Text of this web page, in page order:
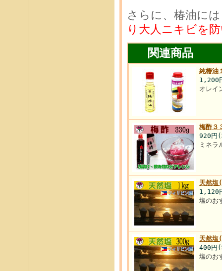
さらに、椿油には
り大人ニキビを
関連商品
純椿油
1,200
オレイ
梅酢
920円
ミネラ
天然
1,120
塩のお
天然
400円
塩のお